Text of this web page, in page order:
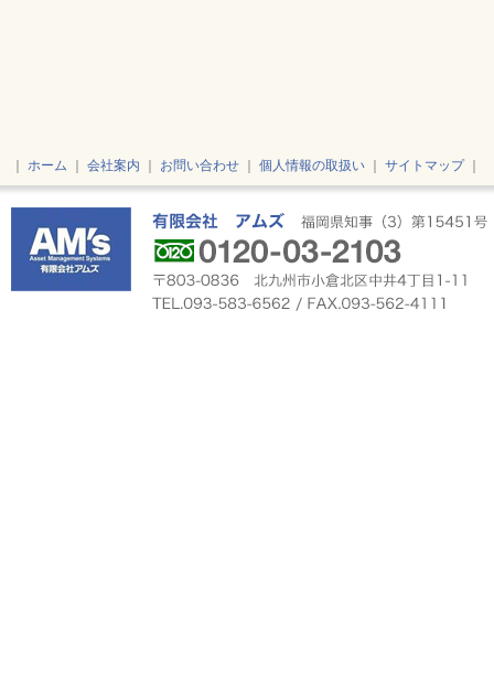
ホーム 会社案内 お問い合わせ 個人情報の取扱い サイトマップ｜